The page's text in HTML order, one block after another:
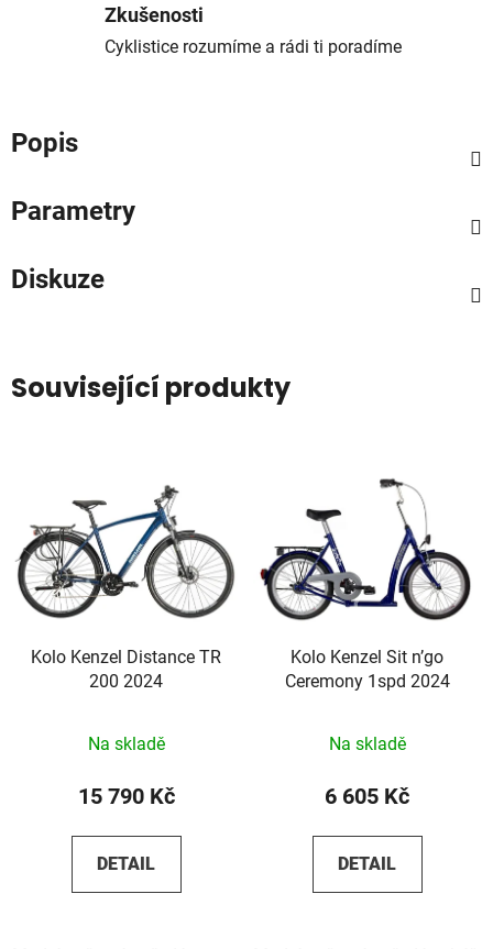
Zkušenosti
Cyklistice rozumíme a rádi ti poradíme
Popis
Parametry
Diskuze
Související produkty
Kolo Kenzel Distance TR
200 2024
Na skladě
15 790 Kč
DETAIL
Kolo Kenzel Sit n’go
Ceremony 1spd 2024
Na skladě
6 605 Kč
DETAIL